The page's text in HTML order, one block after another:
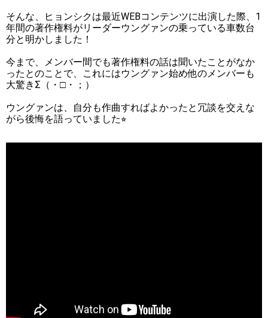
そんな、ヒョンシクは最近WEBコンテンツに出演した際、1
年間の著作権料がリーダーウングァンの乗っている車数台
分と明かしました！
今まで、メンバー間でも著作権料の話は聞いたことがなか
ったとのことで、これにはウングァン始め他のメンバーも
大驚きΣ（・□・；）
ウングァンは、自分も作曲すればよかったと冗談を交えな
がら後悔を語っていました⭐︎